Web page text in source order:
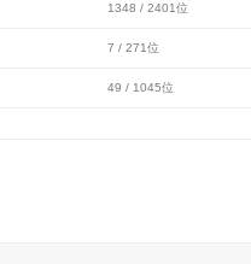
1348 / 2401位
7 / 271位
49 / 1045位